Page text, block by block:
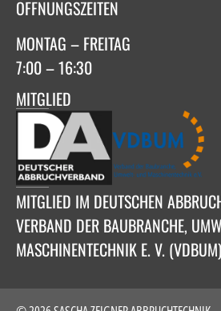
ÖFFNUNGSZEITEN
MONTAG – FREITAG
7:00 – 16:30
MITGLIED
MITGLIED IM DEUTSCHEN
VERBAND DER BAUBRANCHE,
MASCHINENTECHNIK E. V. (VDBUM)